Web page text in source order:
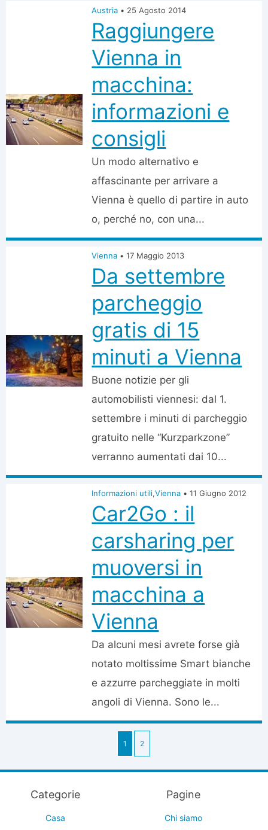
Austria • 25 Agosto 2014
Raggiungere
Vienna in
macchina:
informazioni e
consigli
Un modo alternativo e
affascinante per arrivare a
Vienna è quello di partire in auto
o, perché no, con una...
Vienna • 17 Maggio 2013
Da settembre
parcheggio
gratis di 15
minuti a Vienna
Buone notizie per gli
automobilisti viennesi: dal 1.
settembre i minuti di parcheggio
gratuito nelle “Kurzparkzone”
verranno aumentati dai 10...
Informazioni utili,Vienna • 11 Giugno 2012
Car2Go : il
carsharing per
muoversi in
macchina a
Vienna
Da alcuni mesi avrete forse già
notato moltissime Smart bianche
e azzurre parcheggiate in molti
angoli di Vienna. Sono le...
1 2
Categorie
Casa
Pagine
Chi siamo